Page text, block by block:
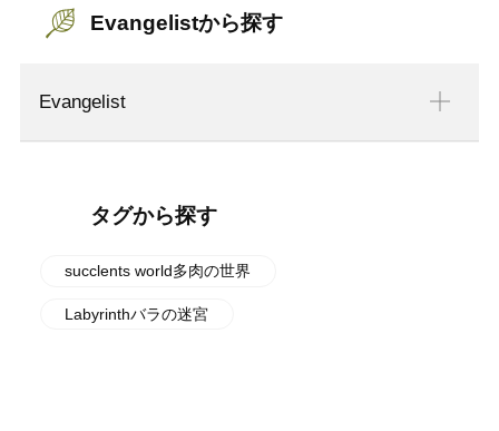
Evangelistから探す
Evangelist
タグから探す
succlents world多肉の世界
Labyrinthバラの迷宮